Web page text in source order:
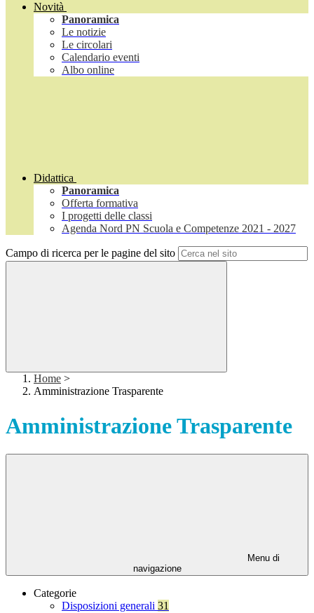
Novità
Panoramica
Le notizie
Le circolari
Calendario eventi
Albo online
Didattica
Panoramica
Offerta formativa
I progetti delle classi
Agenda Nord PN Scuola e Competenze 2021 - 2027
Campo di ricerca per le pagine del sito
Home >
Amministrazione Trasparente
Amministrazione Trasparente
Menu di
navigazione
Categorie
Disposizioni generali 31